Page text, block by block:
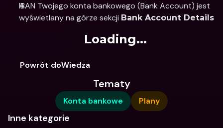
IBAN Twojego konta bankowego (Bank Account) jest
wyświetlany na górze sekcji Bank Account Details
Loading...
Powrót doWiedza
Tematy
Konta bankowe Plany
Inne kategorie